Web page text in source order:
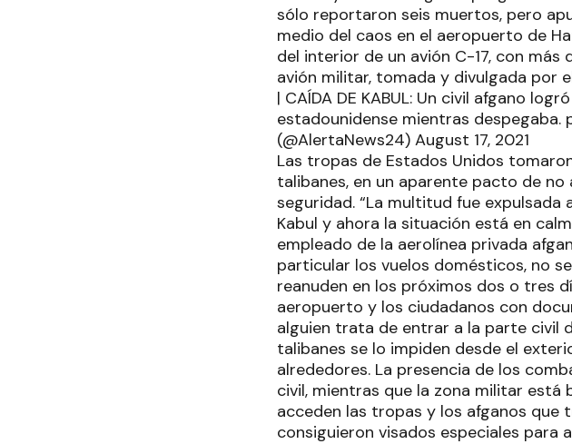
sólo reportaron seis muertos, pero
medio del caos en el aeropuerto de
del interior de un avión C-17, con
avión militar, tomada y divulgada por
| CAÍDA DE KABUL: Un civil afgano
estadounidense mientras
(@AlertaNews24) August 17, 2021
Las tropas de Estados Unidos
talibanes, en un aparente pacto de
seguridad. “La multitud fue
Kabul y ahora la situación está en
empleado de la aerolínea privada
particular los vuelos domésticos, no
reanuden en los próximos dos o tres
aeropuerto y los ciudadanos con
alguien trata de entrar a la parte civil
talibanes se lo impiden desde el
alrededores. La presencia de los
civil, mientras que la zona militar
acceden las tropas y los afganos que
consiguieron visados especiales para